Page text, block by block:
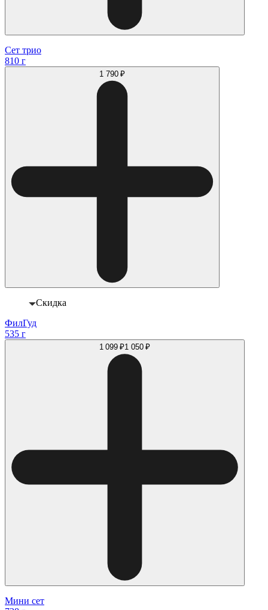
Сет трио
810 г
1 790 ₽
Скидка
ФилГуд
535 г
1 099 ₽1 050 ₽
Мини сет